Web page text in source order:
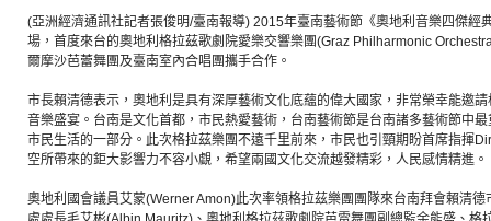
(亞洲經濟通訊社記者張俊明/臺南報導) 2015年臺南藝術節《奧地利音樂四傑經
場，首度來台的奧地利格拉茲歌劇院愛樂交響樂團(Graz Philharmonic
爾摩沙芭蕾舞團及臺南室內合唱團攜手合作。
市長賴清德表示，奧地利是具有深厚藝術文化底蘊的偉大國家，非常榮幸能邀
音樂盛宴。台南是文化首都，市民熱愛藝術，台南藝術節是台南諸多藝術節中
市民生活的一部分。此次格拉茲樂團不遠千里前來，市民也引頸期盼首席指揮
空所帶來的鉅大影響力不容小覷，希望兩國文化交流越發精彩，人民感情精進。
奧地利國會議員艾蒙(Werner Amon)此次率領格拉茲樂團團隊來台南拜會賴清